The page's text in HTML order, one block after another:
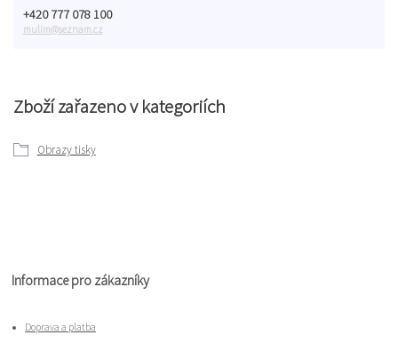
Zboží zařazeno v kategoriích
Obrazy tisky
+420 777 078 100
mulim@seznam.cz
Informace pro zákazníky
Doprava a platba